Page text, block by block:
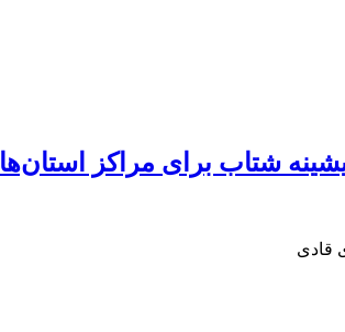
شتاب برای مراکز استان‌ها
قادی